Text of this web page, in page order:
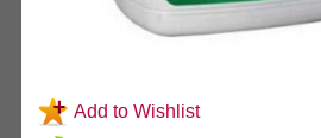
Add to Wishlist